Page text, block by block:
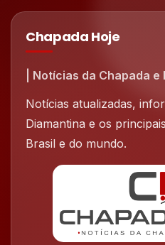
Chapada Hoje
| Notícias da Chapada e
Notícias atualizadas,
Diamantina e os
Brasil e do mundo.